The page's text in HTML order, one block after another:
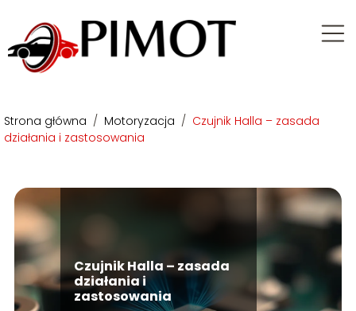
Strona główna / Motoryzacja / Czujnik Halla – zasada
działania i zastosowania
Czujnik Halla – zasada
działania i
zastosowania